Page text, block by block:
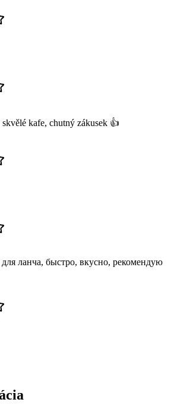
kafe, chutný zákusek 👍
ланча, быстро, вкусно, рекомендую